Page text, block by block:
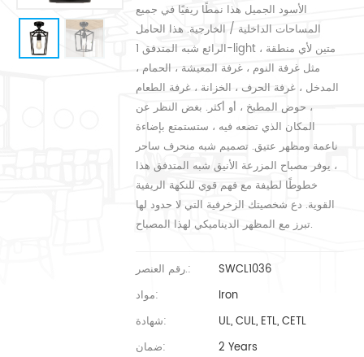
الأسود الجميل هذا نمطًا ريفيًا في جميع
المساحات الداخلية / الخارجية. هذا الحامل
الرائع شبه المتدفق 1-light متين لأي منطقة ،
مثل غرفة النوم ، غرفة المعيشة ، الحمام ،
المدخل ، غرفة الحرف ، الخزانة ، غرفة الطعام
، حوض المطبخ ، أو أكثر. بغض النظر عن
المكان الذي تضعه فيه ، ستستمتع بإضاءة
ناعمة ومظهر عتيق. تصميم شبه منحرف ساحر
، يوفر مصباح المزرعة الأنيق شبه المتدفق هذا
خطوطًا لطيفة مع فهم قوي للنكهة الريفية
القوية. دع شخصيتك الزخرفية التي لا حدود لها
تبرز مع المظهر الديناميكي لهذا المصباح.
رقم العنصر.:
SWCL1036
مواد:
Iron
شهادة:
UL, CUL, ETL, CETL
ضمان:
2 Years